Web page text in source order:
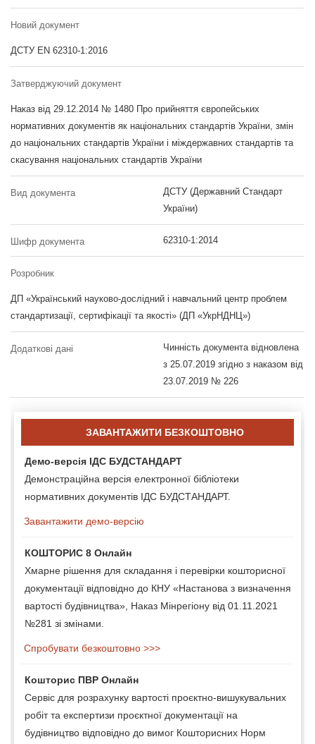
Новий документ
ДСТУ EN 62310-1:2016
Затверджуючий документ
Наказ від 29.12.2014 № 1480 Про прийняття європейських
нормативних документів як національних стандартів України, змін
до національних стандартів України і міждержавних стандартів та
скасування національних стандартів України
Вид документа
ДСТУ (Державний Стандарт
України)
Шифр документа 62310-1:2014
Розробник
ДП «Український науково-дослідний і навчальний центр проблем
стандартизації, сертифікації та якості» (ДП «УкрНДНЦ»)
Додаткові дані
Чинність документа відновлена
з 25.07.2019 згідно з наказом від
23.07.2019 № 226
ЗАВАНТАЖИТИ БЕЗКОШТОВНО
Демо-версія ІДС БУДСТАНДАРТ
Демонстраційна версія електронної бібліотеки
нормативних документів ІДС БУДСТАНДАРТ.
Завантажити демо-версію
КОШТОРИС 8 Онлайн
Хмарне рішення для складання і перевірки кошторисної
документації відповідно до КНУ «Настанова з визначення
вартості будівництва», Наказ Мінрегіону від 01.11.2021
№281 зі змінами.
Спробувати безкоштовно >>>
Кошторис ПВР Онлайн
Сервіс для розрахунку вартості проєктно-вишукувальних
робіт та експертизи проєктної документації на
будівництво відповідно до вимог Кошторисних Норм